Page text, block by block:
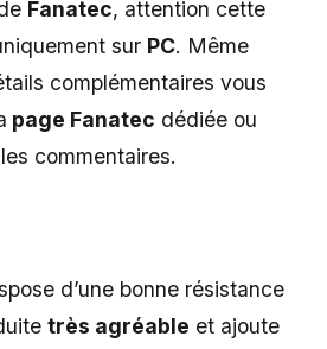
Fanatec, attention cette
sur PC. Même
complémentaires vous
page Fanatec dédiée ou
commentaires.
d’une bonne résistance
très agréable et ajoute